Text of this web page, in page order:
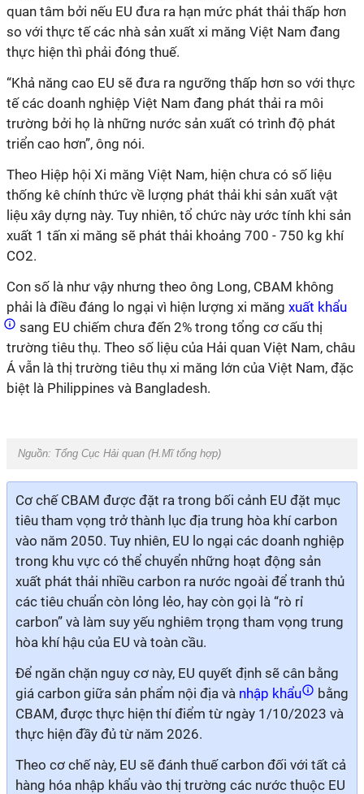
quan tâm bởi nếu EU đưa ra hạn mức phát thải thấp hơn
so với thực tế các nhà sản xuất xi măng Việt Nam đang
thực hiện thì phải đóng thuế.
“Khả năng cao EU sẽ đưa ra ngưỡng thấp hơn so với thực
tế các doanh nghiệp Việt Nam đang phát thải ra môi
trường bởi họ là những nước sản xuất có trình độ phát
triển cao hơn”, ông nói.
Theo Hiệp hội Xi măng Việt Nam, hiện chưa có số liệu
thống kê chính thức về lượng phát thải khi sản xuất vật
liệu xây dựng này. Tuy nhiên, tổ chức này ước tính khi sản
xuất 1 tấn xi măng sẽ phát thải khoảng 700 - 750 kg khí
CO2.
Con số là như vậy nhưng theo ông Long, CBAM không
phải là điều đáng lo ngại vì hiện lượng xi măng xuất khẩu
sang EU chiếm chưa đến 2% trong tổng cơ cấu thị
trường tiêu thụ. Theo số liệu của Hải quan Việt Nam, châu
Á vẫn là thị trường tiêu thụ xi măng lớn của Việt Nam, đặc
biệt là Philippines và Bangladesh.
Nguồn: Tổng Cục Hải quan (H.Mĩ tổng hợp)
Cơ chế CBAM được đặt ra trong bối cảnh EU đặt mục
tiêu tham vọng trở thành lục địa trung hòa khí carbon
vào năm 2050. Tuy nhiên, EU lo ngại các doanh nghiệp
trong khu vực có thể chuyển những hoạt động sản
xuất phát thải nhiều carbon ra nước ngoài để tranh thủ
các tiêu chuẩn còn lỏng lẻo, hay còn gọi là “rò rỉ
carbon” và làm suy yếu nghiêm trọng tham vọng trung
hòa khí hậu của EU và toàn cầu.
Để ngăn chặn nguy cơ này, EU quyết định sẽ cân bằng
giá carbon giữa sản phẩm nội địa và nhập khẩu
bằng
CBAM, được thực hiện thí điểm từ ngày 1/10/2023 và
thực hiện đầy đủ từ năm 2026.
Theo cơ chế này, EU sẽ đánh thuế carbon đối với tất cả
hàng hóa nhập khẩu vào thị trường các nước thuộc EU